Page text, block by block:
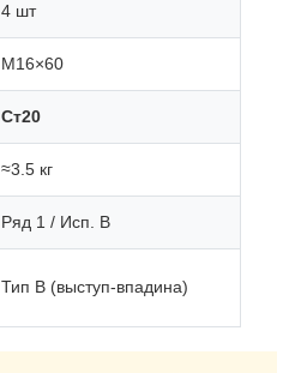
4 шт
М16×60
Ст20
≈3.5 кг
Ряд 1 / Исп. B
Тип B (выступ-впадина)